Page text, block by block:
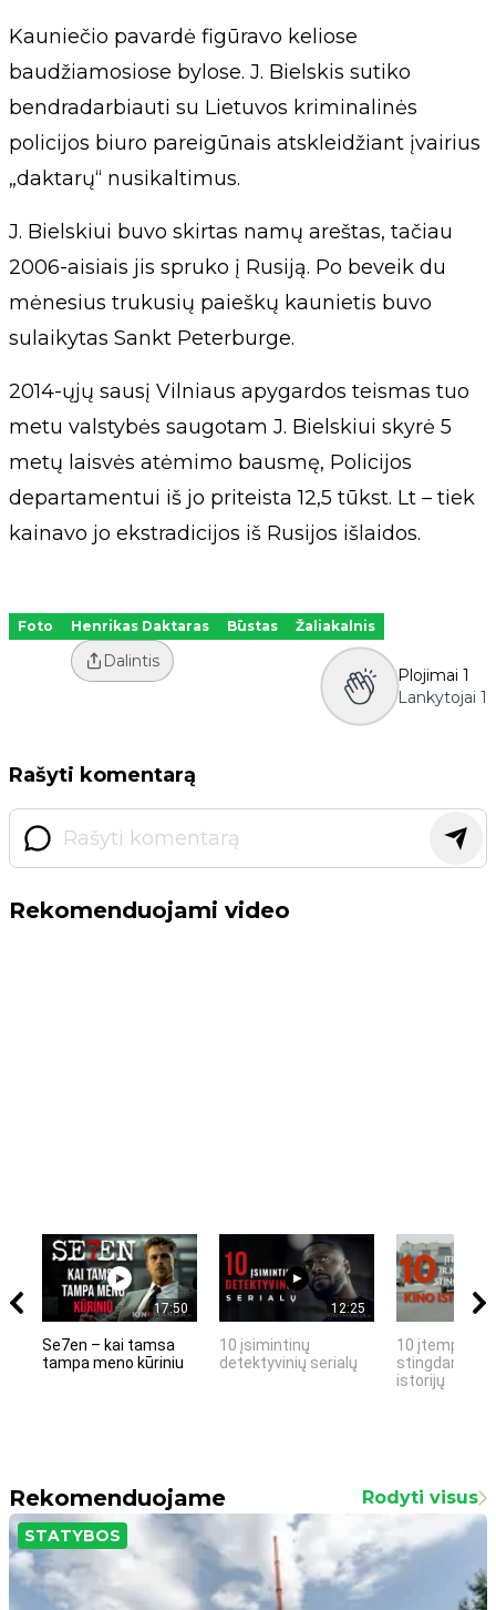
Kauniečio pavardė figūravo keliose
baudžiamosiose bylose. J. Bielskis sutiko
bendradarbiauti su Lietuvos kriminalinės
policijos biuro pareigūnais atskleidžiant įvairius
„daktarų“ nusikaltimus.
J. Bielskiui buvo skirtas namų areštas, tačiau
2006-aisiais jis spruko į Rusiją. Po beveik du
mėnesius trukusių paieškų kaunietis buvo
sulaikytas Sankt Peterburge.
2014-ųjų sausį Vilniaus apygardos teismas tuo
metu valstybės saugotam J. Bielskiui skyrė 5
metų laisvės atėmimo bausmę, Policijos
departamentui iš jo priteista 12,5 tūkst. Lt – tiek
kainavo jo ekstradicijos iš Rusijos išlaidos.
Foto Henrikas Daktaras Būstas Žaliakalnis
Dalintis
Plojimai 1
Lankytojai 1
Rašyti komentarą
Rekomenduojami video
17:50
Se7en – kai tamsa
tampa meno kūriniu
12:25
10 įsimintinų
detektyvinių serialų
10 įtemptų,
stingdančių
istorijų
Rekomenduojame Rodyti visus
STATYBOS